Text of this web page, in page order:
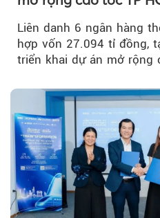
Liên danh 6 ngân hàng
hợp vốn 27.094 tỉ đồng,
triển khai dự án mở rộng
kết nối TP HCM với